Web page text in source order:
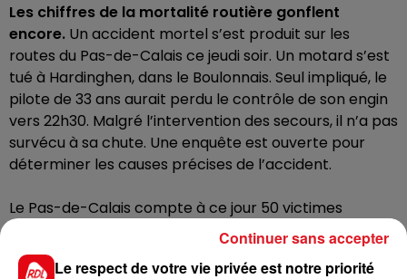
Les chiffres de la mortalité routière gonflent
encore. Un accident mortel s’est produit sur les
routes du Pas-de-Calais ce jeudi soir. Un motard s’est
tué à Hardinghen, dans le Boulonnais. Seul impliqué, le
pilote de 33 ans aurait perdu le contrôle de son engin
vers 22h30. Malgré l’intervention des secours, il n’a pas
survécu à sa chute. Une enquête est ouverte pour
déterminer les causes précises de l’accident.
Le Pas-de-Calais compte à ce jour 50 victimes
d’accidents mortels. C’est plus du double par rapport
à la même période l’an dernier.
Le respect de votre vie privée est notre priorité
Continuer sans accepter